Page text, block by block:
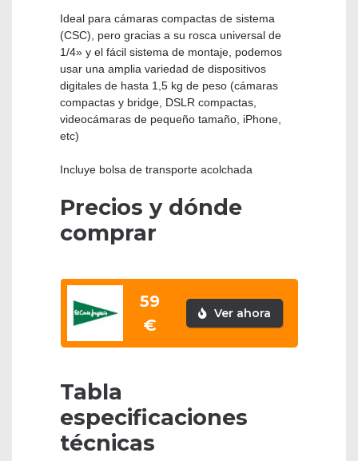
Ideal para cámaras compactas de sistema
(CSC), pero gracias a su rosca universal de
1/4» y el fácil sistema de montaje, podemos
usar una amplia variedad de dispositivos
digitales de hasta 1,5 kg de peso (cámaras
compactas y bridge, DSLR compactas,
videocámaras de pequeño tamaño, iPhone,
etc)
Incluye bolsa de transporte acolchada
Precios y dónde
comprar
59
€
Ver ahora
Tabla
especificaciones
técnicas